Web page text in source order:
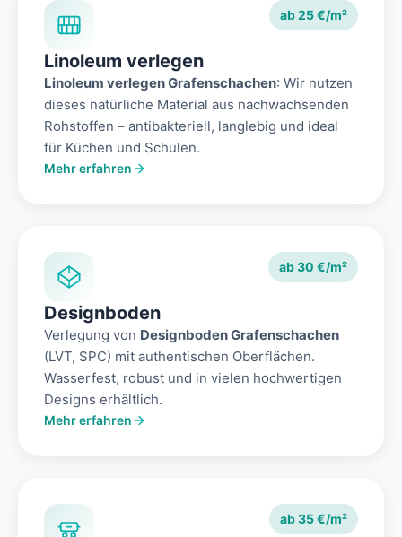
ab 25 €/m²
Linoleum verlegen
Linoleum verlegen Grafenschachen: Wir nutzen
dieses natürliche Material aus nachwachsenden
Rohstoffen – antibakteriell, langlebig und ideal
für Küchen und Schulen.
Mehr erfahren
ab 30 €/m²
Designboden
Verlegung von Designboden Grafenschachen
(LVT, SPC) mit authentischen Oberflächen.
Wasserfest, robust und in vielen hochwertigen
Designs erhältlich.
Mehr erfahren
ab 35 €/m²